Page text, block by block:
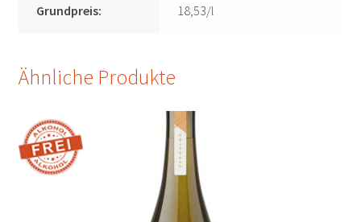
Grundpreis: 18,53/l
Ähnliche Produkte